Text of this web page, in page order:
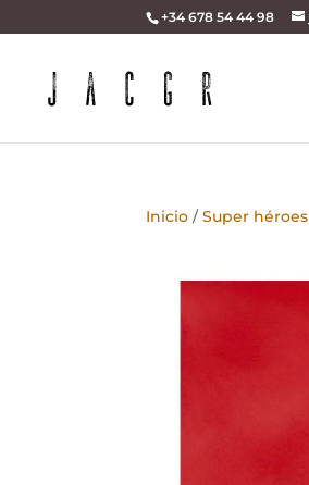
+34 678 54 44 98
Inicio /Super héroes